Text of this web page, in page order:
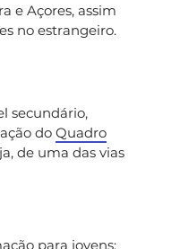
e Açores, assim
no estrangeiro.
secundário,
do Quadro
de uma das vias
para jovens;